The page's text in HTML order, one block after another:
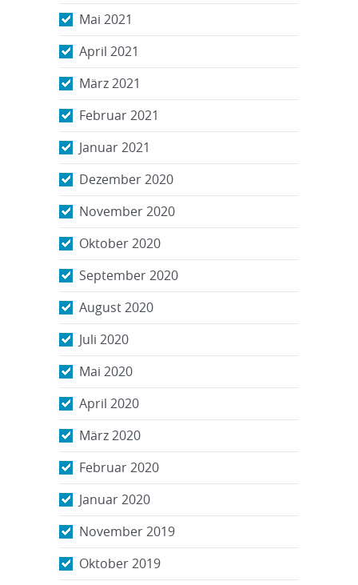
Mai 2021
April 2021
März 2021
Februar 2021
Januar 2021
Dezember 2020
November 2020
Oktober 2020
September 2020
August 2020
Juli 2020
Mai 2020
April 2020
März 2020
Februar 2020
Januar 2020
November 2019
Oktober 2019